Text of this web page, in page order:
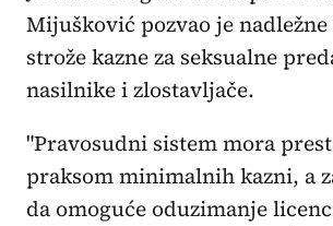
Mijušković pozvao je nadležne
strože kazne za seksualne
nasilnike i zlostavljače.
"Pravosudni sistem mora
praksom minimalnih kazni, a
da omoguće oduzimanje